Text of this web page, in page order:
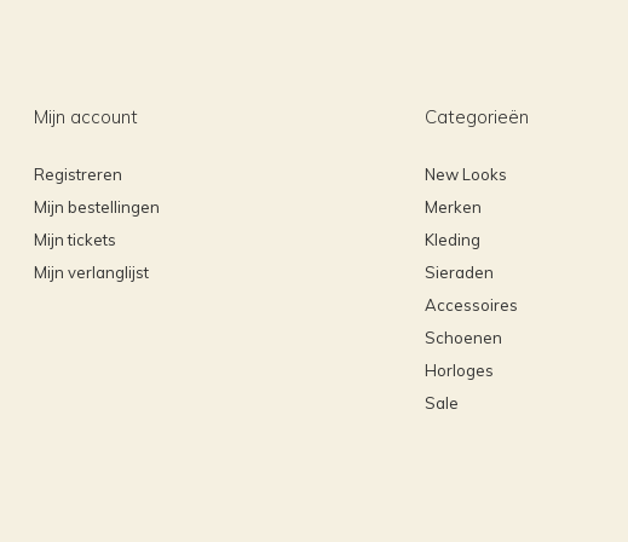
Mijn account
Registreren
Mijn bestellingen
Mijn tickets
Mijn verlanglijst
Categorieën
New Looks
Merken
Kleding
Sieraden
Accessoires
Schoenen
Horloges
Sale